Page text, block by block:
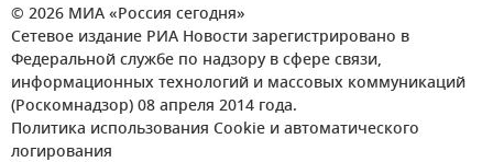
© 2026 МИА «Россия сегодня»
Сетевое издание РИА Новости зарегистрировано в
Федеральной службе по надзору в сфере связи,
информационных технологий и массовых коммуникаций
(Роскомнадзор) 08 апреля 2014 года.
Политика использования Cookie и автоматического
логирования